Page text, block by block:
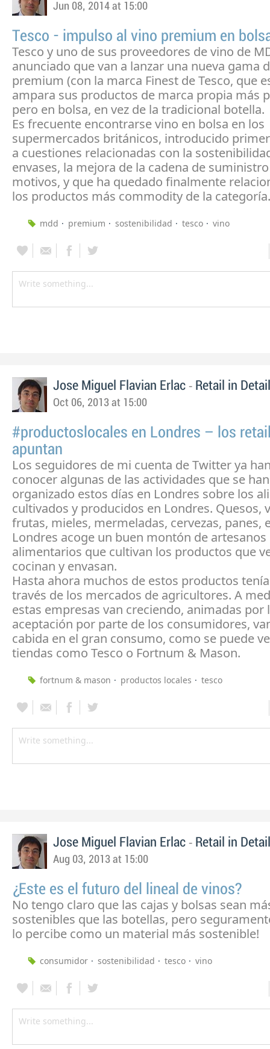
Jun 08, 2014 at 15:00
Tesco - impulso al vino premium en
Tesco y uno de sus proveedores de vino de
anunciado que van a lanzar una nueva gama
premium (con la marca Finest de Tesco, que
ampara sus productos de marca propia más
pero en bolsa, en vez de la tradicional botella.
Es frecuente encontrarse vino en bolsa en los
supermercados británicos, introducido
a cuestiones relacionadas con la
envases, la mejora de la cadena de
motivos, y que ha quedado finalmente
los productos más commodity de la categoría.
mdd premium sostenibilidad tesco vino
Jose Miguel Flavian Erlac - Retail in Detail
Oct 06, 2013 at 15:00
#productoslocales en Londres – los
apuntan
Los seguidores de mi cuenta de Twitter ya
conocer algunas de las actividades que se han
organizado estos días en Londres sobre los
cultivados y producidos en Londres. Quesos,
frutas, mieles, mermeladas, cervezas, panes,
Londres acoge un buen montón de artesanos
alimentarios que cultivan los productos que
cocinan y envasan.
Hasta ahora muchos de estos productos
través de los mercados de agricultores. A
estas empresas van creciendo, animadas por
aceptación por parte de los consumidores,
cabida en el gran consumo, como se puede
tiendas como Tesco o Fortnum & Mason.
fortnum & mason productos locales tesco
Jose Miguel Flavian Erlac - Retail in Detail
Aug 03, 2013 at 15:00
¿Este es el futuro del lineal de vinos?
No tengo claro que las cajas y bolsas sean
sostenibles que las botellas, pero
lo percibe como un material más sostenible!
consumidor sostenibilidad tesco vino